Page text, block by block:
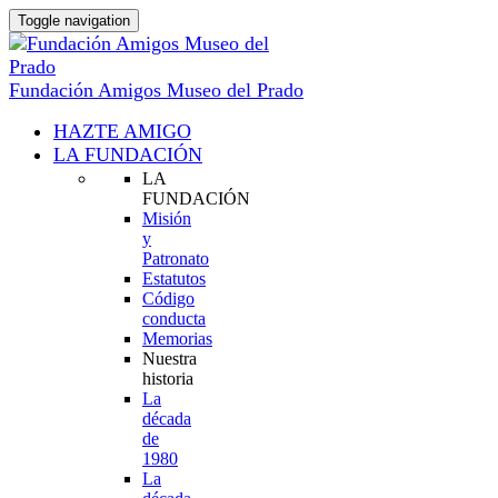
Toggle navigation
Fundación Amigos Museo del Prado
HAZTE AMIGO
LA FUNDACIÓN
LA
FUNDACIÓN
Misión
y
Patronato
Estatutos
Código
conducta
Memorias
Nuestra
historia
La
década
de
1980
La